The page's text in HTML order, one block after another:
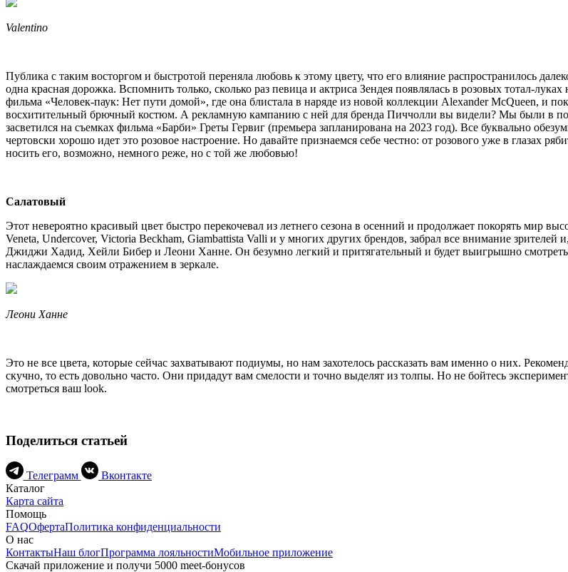
Valentino
Публика с таким восторгом и быстротой переняла любовь к этому цвету, что его влияние распространилось
одна красная дорожка. Вспомнить только, сколько раз певица и актриса Зендея появлялась в розовых тотал-
фильма «Человек-паук: Нет пути домой», где она блистала в наряде из новой коллекции Alexander McQueen, и
восхитительный брючный костюм. А рекламную кампанию с ней для бренда Пиччолли вы видели? Мы были в
засветился на съемках фильма «Барби» Греты Гервиг (премьера запланирована на 2023 год). Все буквально
чертовски хорошо идет это розовое настроение. Но давайте признаемся себе честно: от розового уже в глазах
носить его, возможно, немного реже, но с той же любовью!
Салатовый
Этот невероятно красивый цвет быстро перекочевал из летнего сезона в осенний и продолжает покорять мир
Veneta, Undercover, Victoria Beckham, Giambattista Valli и у многих других брендов, забрал все внимание зрителей
Джиджи Хадид, Хейли Бибер и Леони Ханне. Он безумно легкий и притягательный и будет выигрышно
наслаждаемся своим отражением в зеркале.
Леони Ханне
Это не все цвета, которые сейчас захватывают подиумы, но нам захотелось рассказать вам именно о них.
скучно, то есть довольно часто. Они придадут вам смелости и точно выделят из толпы. Но не бойтесь
смотреться ваш look.
Поделиться статьей
Телеграмм
Вконтакте
Каталог
Карта сайта
Помощь
FAQОфертаПолитика конфиденциальности
О нас
КонтактыНаш блогПрограмма лояльностиМобильное приложение
Скачай приложение и получи 5000 meet-бонусов